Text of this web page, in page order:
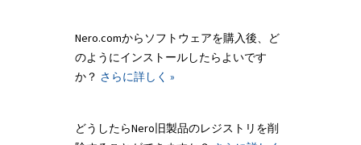
Nero.comからソフトウェアを購入後、ど
のようにインストールしたらよいです
か？ さらに詳しく »
どうしたらNero旧製品のレジストリを削